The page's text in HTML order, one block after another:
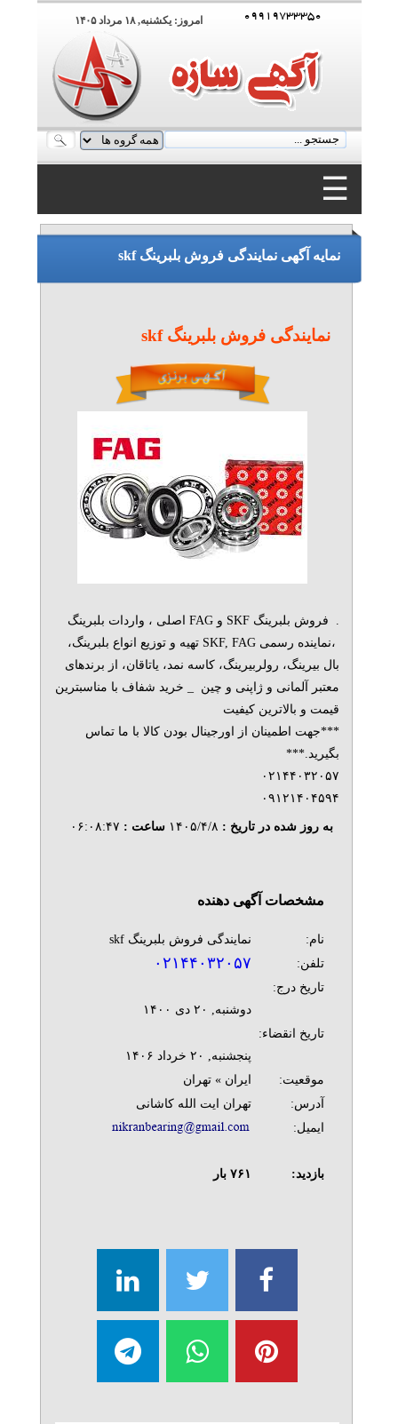
امروز: يکشنبه, ۱۸ مرداد ۱۴۰۵
☰
۰۹۹۱۹۷۳۳۳۵۰
۰۹۹۱۹۷۳۳۳۵۰
نمایه آگهی نمایندگی فروش بلبرینگ skf
نمایندگی فروش بلبرینگ skf
. فروش بلبرینگ SKF و FAG اصلی ، واردات بلبرینگ
،نماینده رسمی SKF, FAG تهیه و توزیع انواع بلبرینگ،
بال بیرینگ، رولربیرینگ، کاسه نمد، یاتاقان، از برندهای
معتبر آلمانی و ژاپنی و چین _ خرید شفاف با مناسبترین
قیمت و بالاترین کیفیت
***جهت اطمینان از اورجینال بودن کالا با ما تماس
بگیرید.***
۰۲۱۴۴۰۳۲۰۵۷
۰۹۱۲۱۴۰۴۵۹۴
به روز شده در تاریخ : ۱۴۰۵/۴/۸ ساعت : ۰۶:۰۸:۴۷
مشخصات آگهی دهنده
نام:
نمایندگی فروش بلبرینگ skf
تلفن:
۰۲۱۴۴۰۳۲۰۵۷
تاریخ درج:
دوشنبه, ۲۰ دی ۱۴۰۰
تاریخ انقضاء:
پنجشنبه, ۲۰ خرداد ۱۴۰۶
موقعیت:
ایران » تهران
آدرس:
تهران ایت الله کاشانی
ایمیل:
بازدید: ۷۶۱ بار